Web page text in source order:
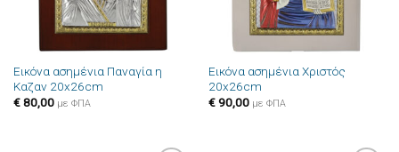
Εικόνα ασημένια Παναγία η
Καζαν 20x26cm
€80,00 με ΦΠΑ
Εικόνα ασημένια Χριστός
20x26cm
€90,00 με ΦΠΑ